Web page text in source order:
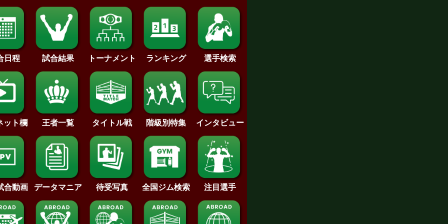
日程 試合結果 トーナメント ランキング 選手検索
ット欄 王者一覧 タイトル戦 階級別特集 インタビュー
合動画 データマニア 待受写真 全国ジム検索 注目選手